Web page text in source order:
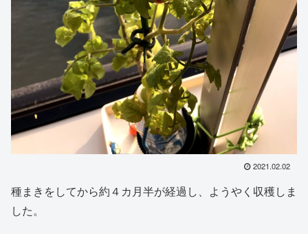
2021.02.02
種まきをしてから約４カ月半が経過し、ようやく収穫しま
した。